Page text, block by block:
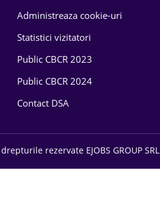
Administreaza cookie-uri
Statistici vizitatori
Public CBCR 2023
Public CBCR 2024
Contact DSA
rezervate EJOBS GROUP SRL